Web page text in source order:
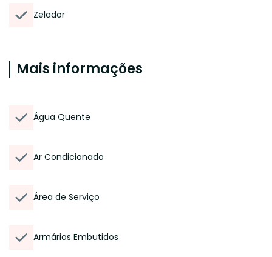
Zelador
Mais informações
Água Quente
Ar Condicionado
Área de Serviço
Armários Embutidos